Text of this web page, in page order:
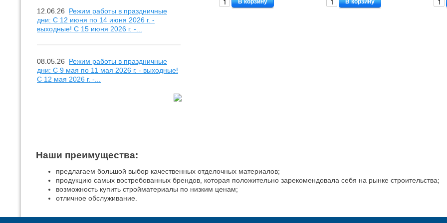
12.06.26
Режим работы в праздничные
дни: С 12 июня по 14 июня 2026 г. -
выходные! С 15 июня 2026 г. -...
08.05.26
Режим работы в праздничные
дни: С 9 мая по 11 мая 2026 г. - выходные!
С 12 мая 2026 г. -...
В корзину В корзину
Наши преимущества:
предлагаем большой выбор качественных отделочных материалов;
продукцию самых востребованных брендов, которая положительно зарекомендовала себя на рынке строительства;
возможность купить стройматериалы по низким ценам;
отличное обслуживание.